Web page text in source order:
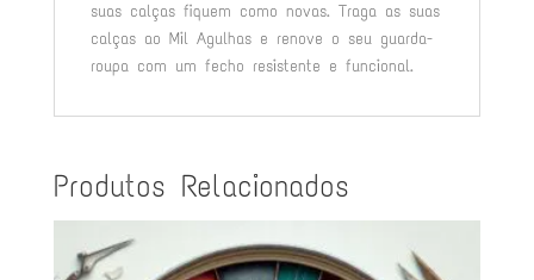
suas calças fiquem como novas. Traga as suas
calças ao Mil Agulhas e renove o seu guarda-
roupa com um fecho resistente e funcional.
Produtos Relacionados